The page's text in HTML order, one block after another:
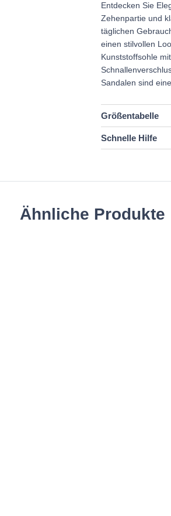
Entdecken Sie
Zehenpartie und
täglichen
einen stilvollen
Kunststoffsohle
Sandalen sind
Größentabelle
Schnelle Hilfe
Ähnliche Produkte